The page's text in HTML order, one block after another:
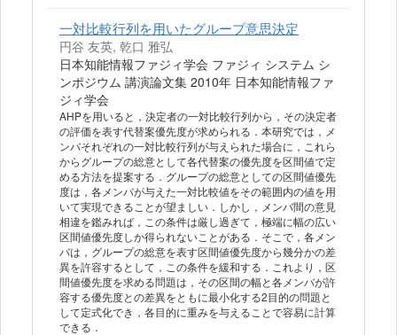
一対比較行列を用いたグループ意思決定
円谷 友英, 乾口 雅弘
日本知能情報ファジィ学会 ファジィ システム シ
ンポジウム 講演論文集 2010年 日本知能情報ファ
ジィ学会
AHPを用いると，決定者の一対比較行列から，その決定者
の評価を表す代替案優先度が求められる．本研究では，メ
ンバそれぞれの一対比較行列が与えられた場合に，これら
からグループの総意として各代替案の優先度を区間値で定
める方法を提案する．グループの総意としての区間値優先
度は，各メンバが与えた一対比較値をその範囲内の値を用
いて実現できることが望ましい．しかし，メンバ間の意見
相違を鑑みれば，この条件は厳し過ぎて，極端に幅の広い
区間値優先度しか得られないことがある．そこで，各メン
バは，グループの総意を表す区間値優先度から幾分かの差
異を許容するとして，この条件を緩和する．これより，区
間値優先度を求める問題は，その区間の幅と各メンバが許
容する優先度との差異をともに最小化する2目的の問題と
して定式化でき，各目的に重みを与えることで容易に計算
できる．